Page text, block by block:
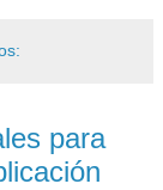
para